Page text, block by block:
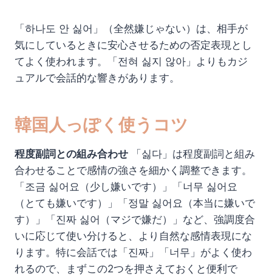
「하나도 안 싫어」（全然嫌じゃない）は、相手が
気にしているときに安心させるための否定表現とし
てよく使われます。「전혀 싫지 않아」よりもカジ
ュアルで会話的な響きがあります。
韓国人っぽく使うコツ
程度副詞との組み合わせ 「싫다」は程度副詞と組み
合わせることで感情の強さを細かく調整できます。
「조금 싫어요（少し嫌いです）」「너무 싫어요
（とても嫌いです）」「정말 싫어요（本当に嫌いで
す）」「진짜 싫어（マジで嫌だ）」など、強調度合
いに応じて使い分けると、より自然な感情表現にな
ります。特に会話では「진짜」「너무」がよく使わ
れるので、まずこの2つを押さえておくと便利で